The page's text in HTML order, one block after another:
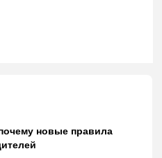
новые правила